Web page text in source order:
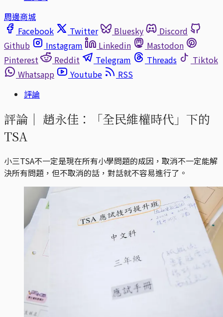
周邊商城
Facebook
Twitter Bluesky
Discord
Github
Instagram Linkedin
Mastodon
Pinterest
Reddit Telegram Threads
Tiktok
Whatsapp
Youtube
RSS
評論
評論｜ 趙永佳：「全民維權時代」下的
TSA
小三TSA不一定是現在所有小學問題的成因，取消不一定能解
決所有問題，但不取消的話，對話就不容易進行了。